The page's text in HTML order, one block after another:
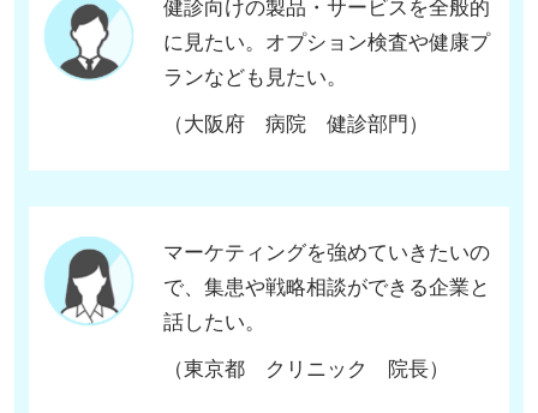
健診向けの製品・サービスを全般的
に見たい。オプション検査や健康プ
ランなども見たい。
（大阪府 病院 健診部門）
マーケティングを強めていきたいの
で、集患や戦略相談ができる企業と
話したい。
（東京都 クリニック 院長）